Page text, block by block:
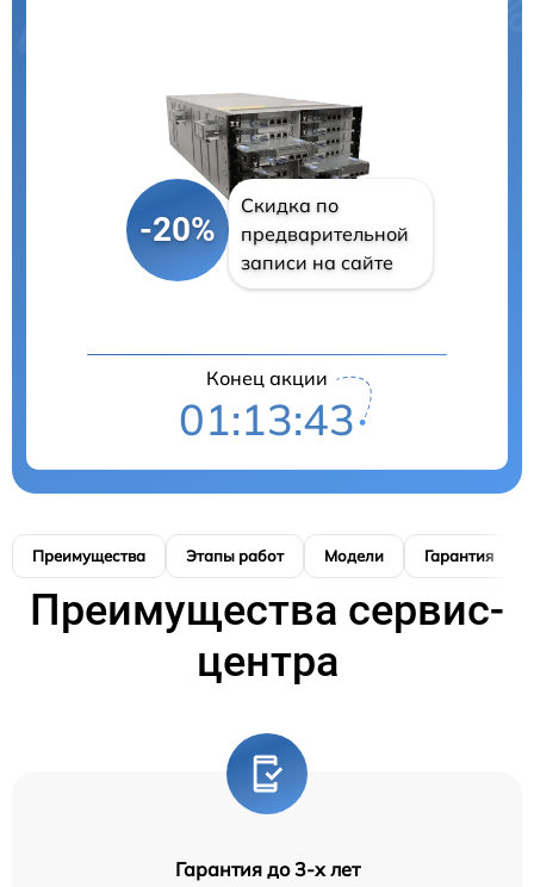
-20%
Скидка по
предварительной
записи на сайте
Конец акции
01:13:42
Преимущества Этапы работ Модели Гарантия
Преимущества сервис-
центра
Гарантия до 3-х лет